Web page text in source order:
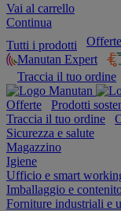
Vai al carrello
Continua
Tutti i prodotti
Offerte
Manutan Expert
Traccia il tuo ordine
Offerte Prodotti
Traccia il tuo ordine
Sicurezza e salute
Magazzino
Igiene
Ufficio e smart
Imballaggio e
Forniture industriali e